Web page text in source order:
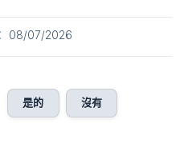
08/07/2026
是的 沒有